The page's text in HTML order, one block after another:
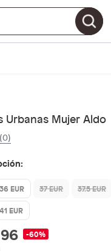
Urbanas Mujer Aldo
(0)
36 EUR 37 EUR 37.5 EUR
41 EUR
-60%